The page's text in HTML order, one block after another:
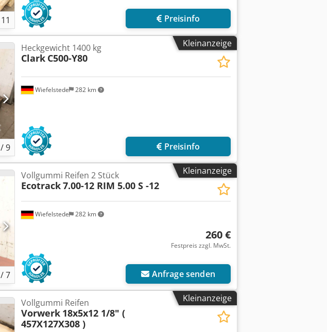
11 Preisinfo
Kleinanzeige
/9
Wiefelstede 282 km
Heckgewicht 1400 kg
Clark C500-Y80
Preisinfo
Kleinanzeige
/7
Wiefelstede 282 km
Vollgummi Reifen 2 Stück
Ecotrack7.00-12 RIM 5.00 S -12
260 €
Festpreis zzgl. MwSt.
Anfrage senden
Kleinanzeige
Vollgummi Reifen
Vorwerk 18x5x12 1/8" (
457X127X308 )